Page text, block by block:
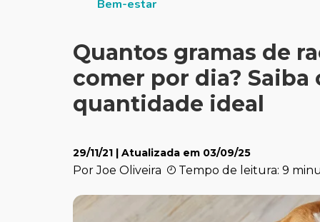
Bem-estar
Quantos gramas de
comer por dia? Saiba
quantidade ideal
29/11/21 | Atualizada em 03/09/25
Por Joe Oliveira Tempo de leitura: 9